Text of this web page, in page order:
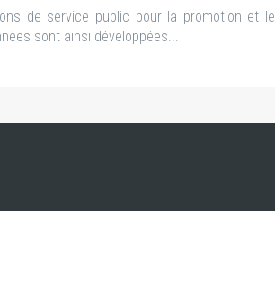
de service public pour la promotion et le
sont ainsi développées...